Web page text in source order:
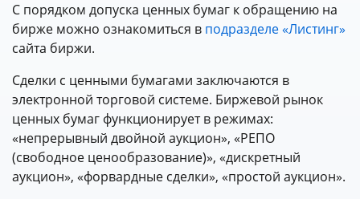
С порядком допуска ценных бумаг к обращению на
бирже можно ознакомиться в подразделе «Листинг»
сайта биржи.
Сделки с ценными бумагами заключаются в
электронной торговой системе. Биржевой рынок
ценных бумаг функционирует в режимах:
«непрерывный двойной аукцион», «РЕПО
(свободное ценообразование)», «дискретный
аукцион», «форвардные сделки», «простой аукцион».